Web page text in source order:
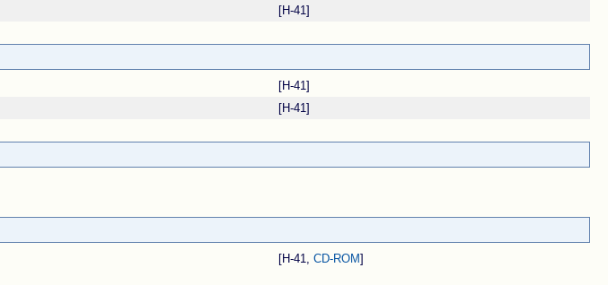
[H-41]
[H-41]
[H-41]
[H-41, CD-ROM]